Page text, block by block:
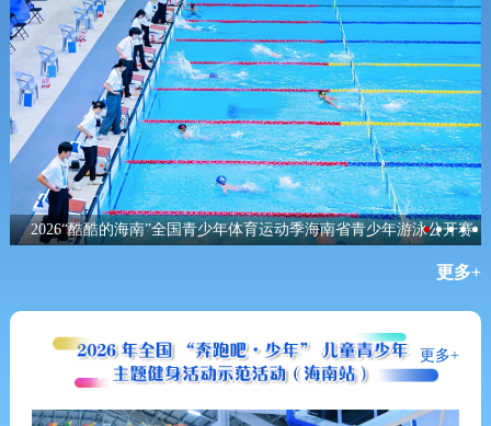
2026“酷酷的海南”全国青少年体育运动季海南省青少年游泳公开赛
更多+
更多+